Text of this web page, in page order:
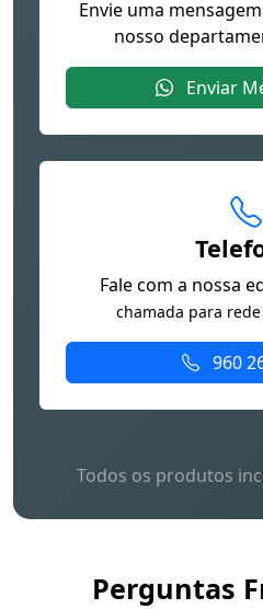
Envie uma
nosso
Enviar
Fale com a nossa
chamada para
960
Todos os produtos
Perguntas